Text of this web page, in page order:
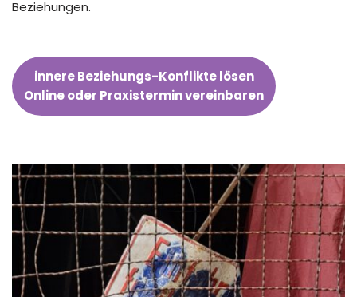
Beziehungen.
innere Beziehungs-Konflikte lösen
Online oder Praxistermin vereinbaren